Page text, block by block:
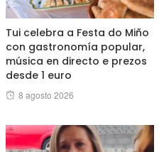
Tui celebra a Festa do Miño
con gastronomía popular,
música en directo e prezos
desde 1 euro
Posted
8 agosto 2026